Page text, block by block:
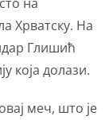
Хрватску. На
Глишић
која долази.
меч, што је